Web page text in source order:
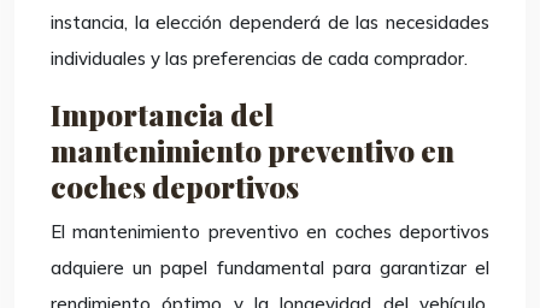
instancia, la elección dependerá de las necesidades
individuales y las preferencias de cada comprador.
Importancia del
mantenimiento preventivo en
coches deportivos
El mantenimiento preventivo en coches deportivos
adquiere un papel fundamental para garantizar el
rendimiento óptimo y la longevidad del vehículo.